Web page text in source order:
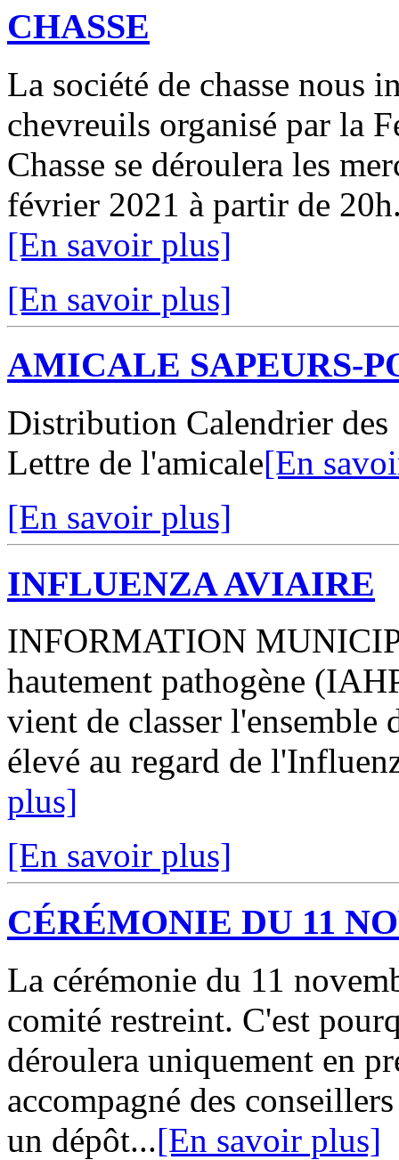
CHASSE
La société de chasse nous
chevreuils organisé par la
Chasse se déroulera les
février 2021 à partir de
[En savoir plus]
[En savoir plus]
AMICALE SAPEURS-
Distribution Calendrier des
Lettre de l'amicale[En
[En savoir plus]
INFLUENZA AVIAIRE
INFORMATION
hautement pathogène
vient de classer
élevé au regard de
plus]
[En savoir plus]
CÉRÉMONIE DU 11
La cérémonie du 11
comité restreint. C'est
déroulera uniquement en
accompagné des
un dépôt...[En savoir plus]